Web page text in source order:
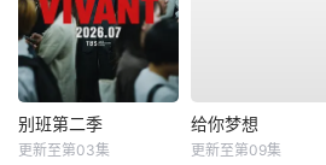
别班第二季
更新至第03集
给你梦想
更新至第09集